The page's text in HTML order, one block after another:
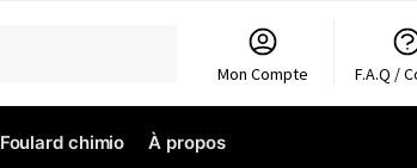
Mon Compte F.A.Q /
Foulard chimio À propos